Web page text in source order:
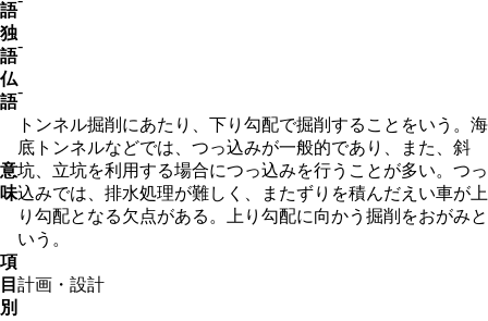
語
独
語
-
仏
語
-
意
味
トンネル掘削にあたり、下り勾配で掘削することをいう。海
底トンネルなどでは、つっ込みが一般的であり、また、斜
坑、立坑を利用する場合につっ込みを行うことが多い。つっ
込みでは、排水処理が難しく、またずりを積んだえい車が上
り勾配となる欠点がある。上り勾配に向かう掘削をおがみと
いう。
項
目
別
計画・設計